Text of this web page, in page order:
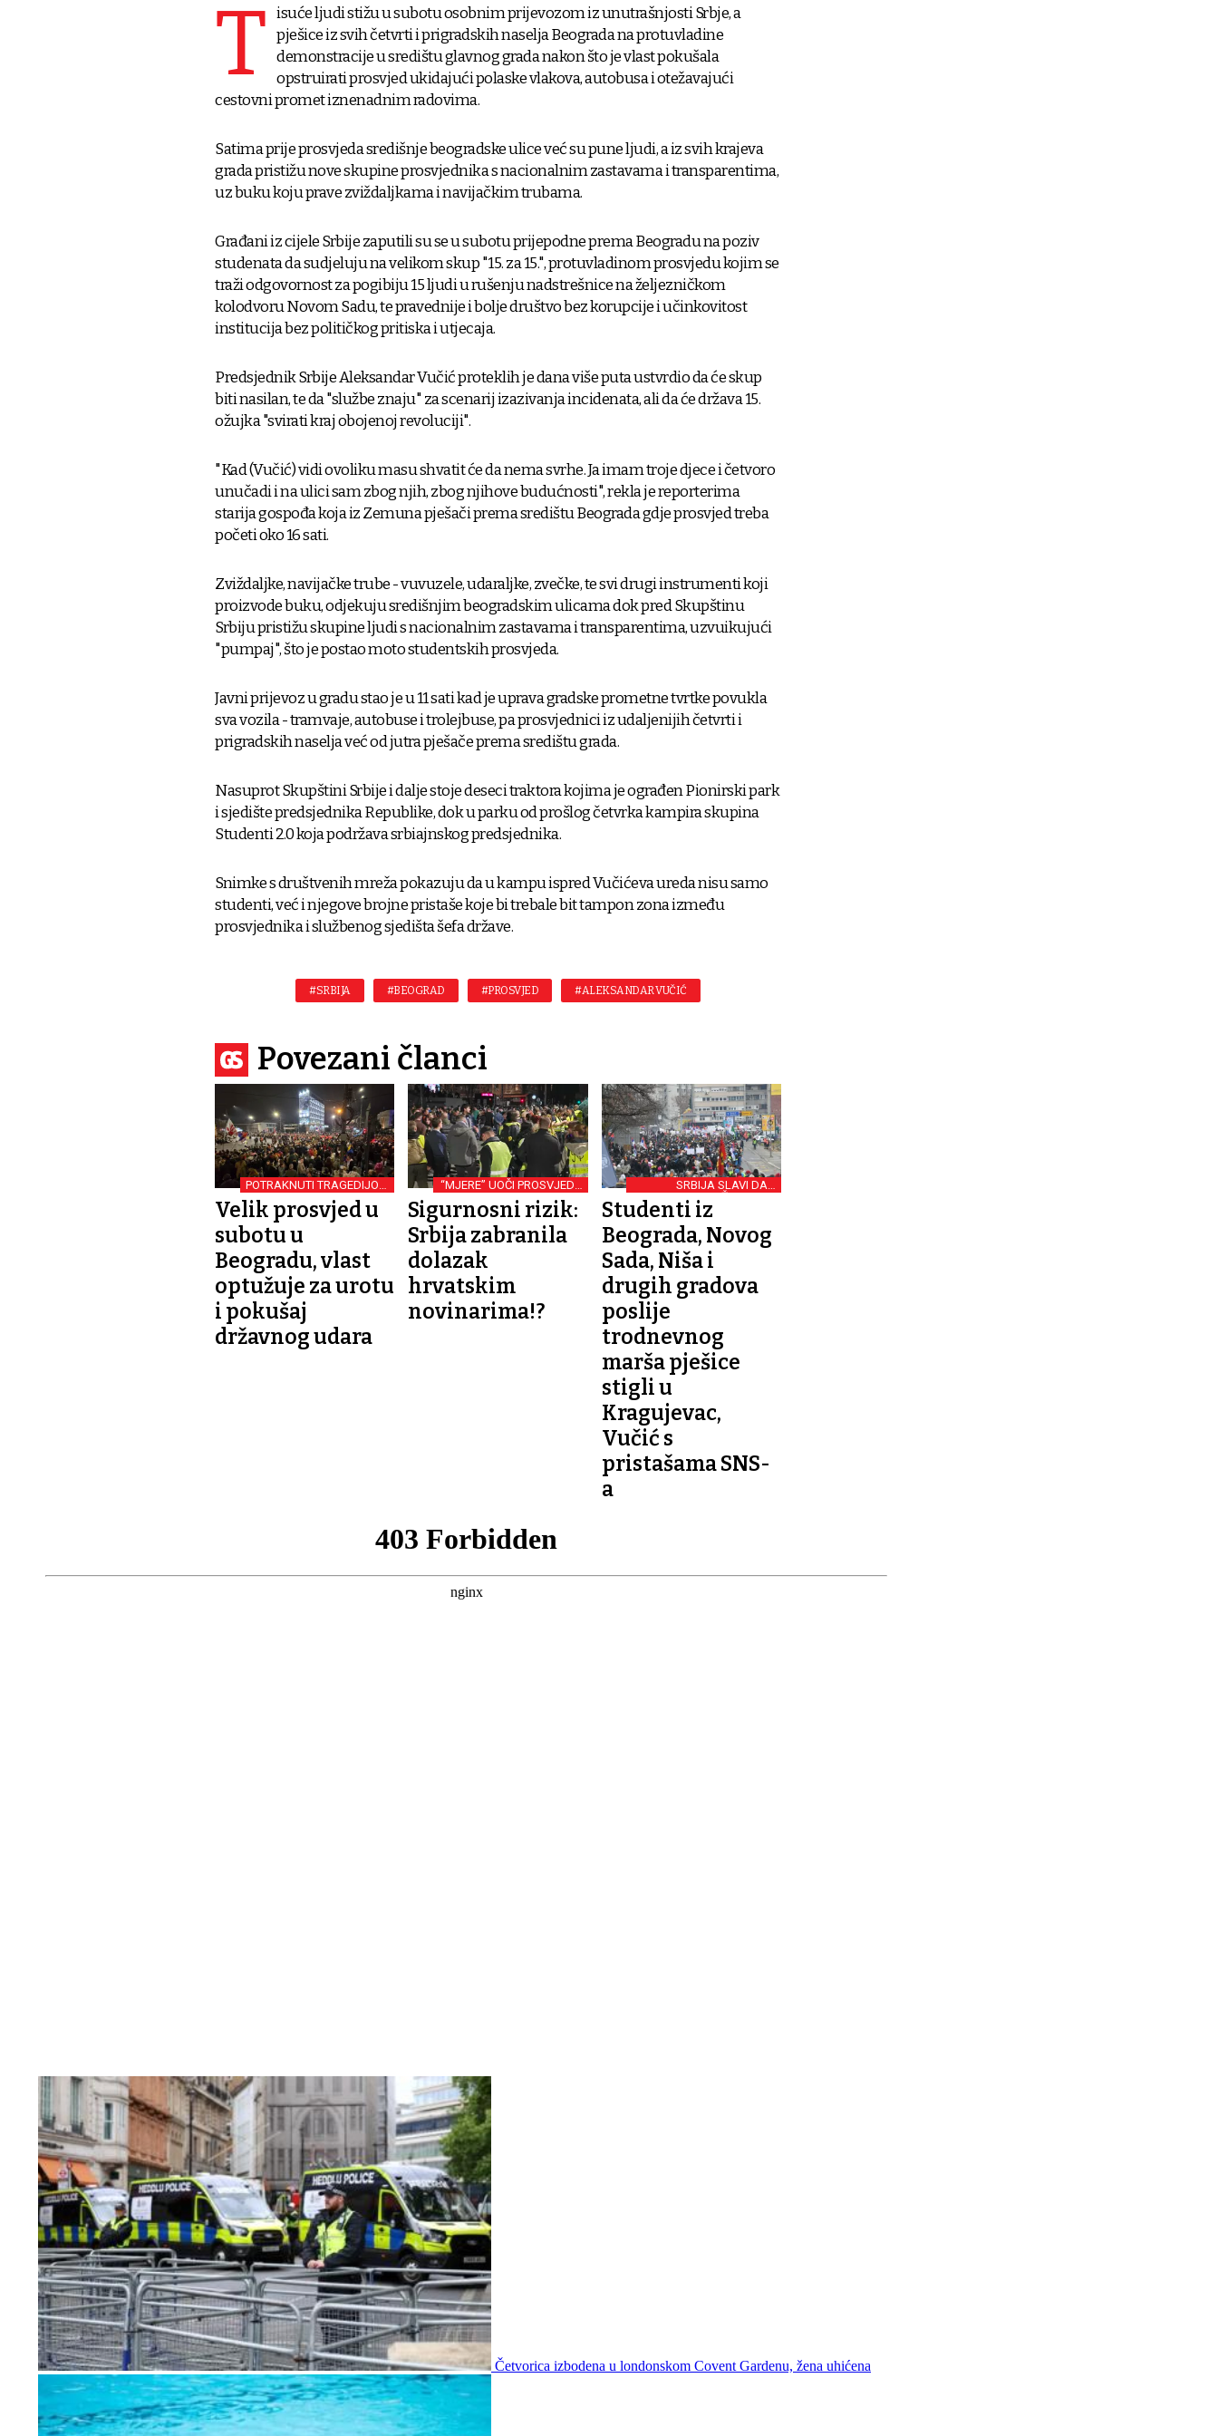
T isuće ljudi stižu u subotu osobnim prijevozom iz unutrašnjosti Srbje, a
pješice iz svih četvrti i prigradskih naselja Beograda na protuvladine
demonstracije u središtu glavnog grada nakon što je vlast pokušala
opstruirati prosvjed ukidajući polaske vlakova, autobusa i otežavajući
cestovni promet iznenadnim radovima.
Satima prije prosvjeda središnje beogradske ulice već su pune ljudi, a iz svih krajeva
grada pristižu nove skupine prosvjednika s nacionalnim zastavama i transparentima,
uz buku koju prave zviždaljkama i navijačkim trubama.
Građani iz cijele Srbije zaputili su se u subotu prijepodne prema Beogradu na poziv
studenata da sudjeluju na velikom skup "15. za 15.", protuvladinom prosvjedu kojim se
traži odgovornost za pogibiju 15 ljudi u rušenju nadstrešnice na željezničkom
kolodvoru Novom Sadu, te pravednije i bolje društvo bez korupcije i učinkovitost
institucija bez političkog pritiska i utjecaja.
Predsjednik Srbije Aleksandar Vučić proteklih je dana više puta ustvrdio da će skup
biti nasilan, te da "službe znaju" za scenarij izazivanja incidenata, ali da će država 15.
ožujka "svirati kraj obojenoj revoluciji".
"Kad (Vučić) vidi ovoliku masu shvatit će da nema svrhe. Ja imam troje djece i četvoro
unučadi i na ulici sam zbog njih, zbog njihove budućnosti", rekla je reporterima
starija gospođa koja iz Zemuna pješači prema središtu Beograda gdje prosvjed treba
početi oko 16 sati.
Zviždaljke, navijačke trube - vuvuzele, udaraljke, zvečke, te svi drugi instrumenti koji
proizvode buku, odjekuju središnjim beogradskim ulicama dok pred Skupštinu
Srbiju pristižu skupine ljudi s nacionalnim zastavama i transparentima, uzvuikujući
"pumpaj", što je postao moto studentskih prosvjeda.
Javni prijevoz u gradu stao je u 11 sati kad je uprava gradske prometne tvrtke povukla
sva vozila - tramvaje, autobuse i trolejbuse, pa prosvjednici iz udaljenijih četvrti i
prigradskih naselja već od jutra pješače prema središtu grada.
Nasuprot Skupštini Srbije i dalje stoje deseci traktora kojima je ograđen Pionirski park
i sjedište predsjednika Republike, dok u parku od prošlog četvrka kampira skupina
Studenti 2.0 koja podržava srbiajnskog predsjednika.
Snimke s društvenih mreža pokazuju da u kampu ispred Vučićeva ureda nisu samo
studenti, već i njegove brojne pristaše koje bi trebale bit tampon zona između
prosvjednika i službenog sjedišta šefa države.
#SRBIJA #BEOGRAD #PROSVJED #ALEKSANDAR VUČIĆ
Povezani članci
POTRAKNUTI TRAGEDIJOM
U NOVOM SADU
Velik prosvjed u
subotu u
Beogradu, vlast
optužuje za urotu
i pokušaj
državnog udara
“MJERE” UOČI PROSVJEDA
U BEOGRADU
Sigurnosni rizik:
Srbija zabranila
dolazak
hrvatskim
novinarima!?
SRBIJA SLAVI DAN
DRŽAVNOSTI
Studenti iz
Beograda, Novog
Sada, Niša i
drugih gradova
poslije
trodnevnog
marša pješice
stigli u
Kragujevac,
Vučić s
pristašama SNS-
a
Četvorica izbodena u londonskom Covent Gardenu, žena uhićena